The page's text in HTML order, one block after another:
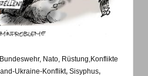
Bundeswehr, Nato, Rüstung,Konflikte
Ukraine-Konflikt, Sisyphus,